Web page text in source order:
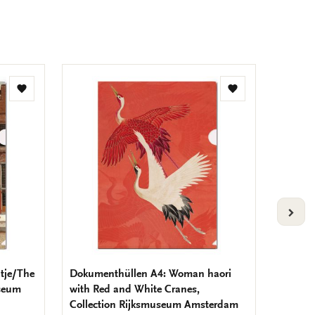
Zur
The
Zur
Dokumenthüllen A4: Woman haori
with Red and White Cranes,
Collection Rijksmuseum Amsterdam